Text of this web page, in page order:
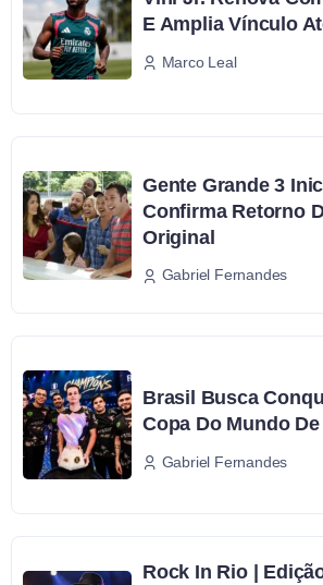
E Amplia Vínculo
Marco Leal
Gente Grande 3
Confirma Retorno
Original
Gabriel Fernandes
Brasil Busca
Copa Do Mundo
Gabriel Fernandes
Rock In Rio |